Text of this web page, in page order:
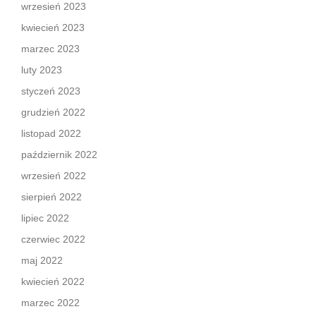
wrzesień 2023
kwiecień 2023
marzec 2023
luty 2023
styczeń 2023
grudzień 2022
listopad 2022
październik 2022
wrzesień 2022
sierpień 2022
lipiec 2022
czerwiec 2022
maj 2022
kwiecień 2022
marzec 2022